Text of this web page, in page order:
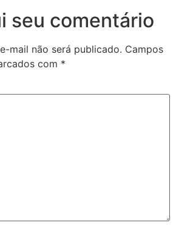
seu comentário
mail não será publicado. Campos
com *